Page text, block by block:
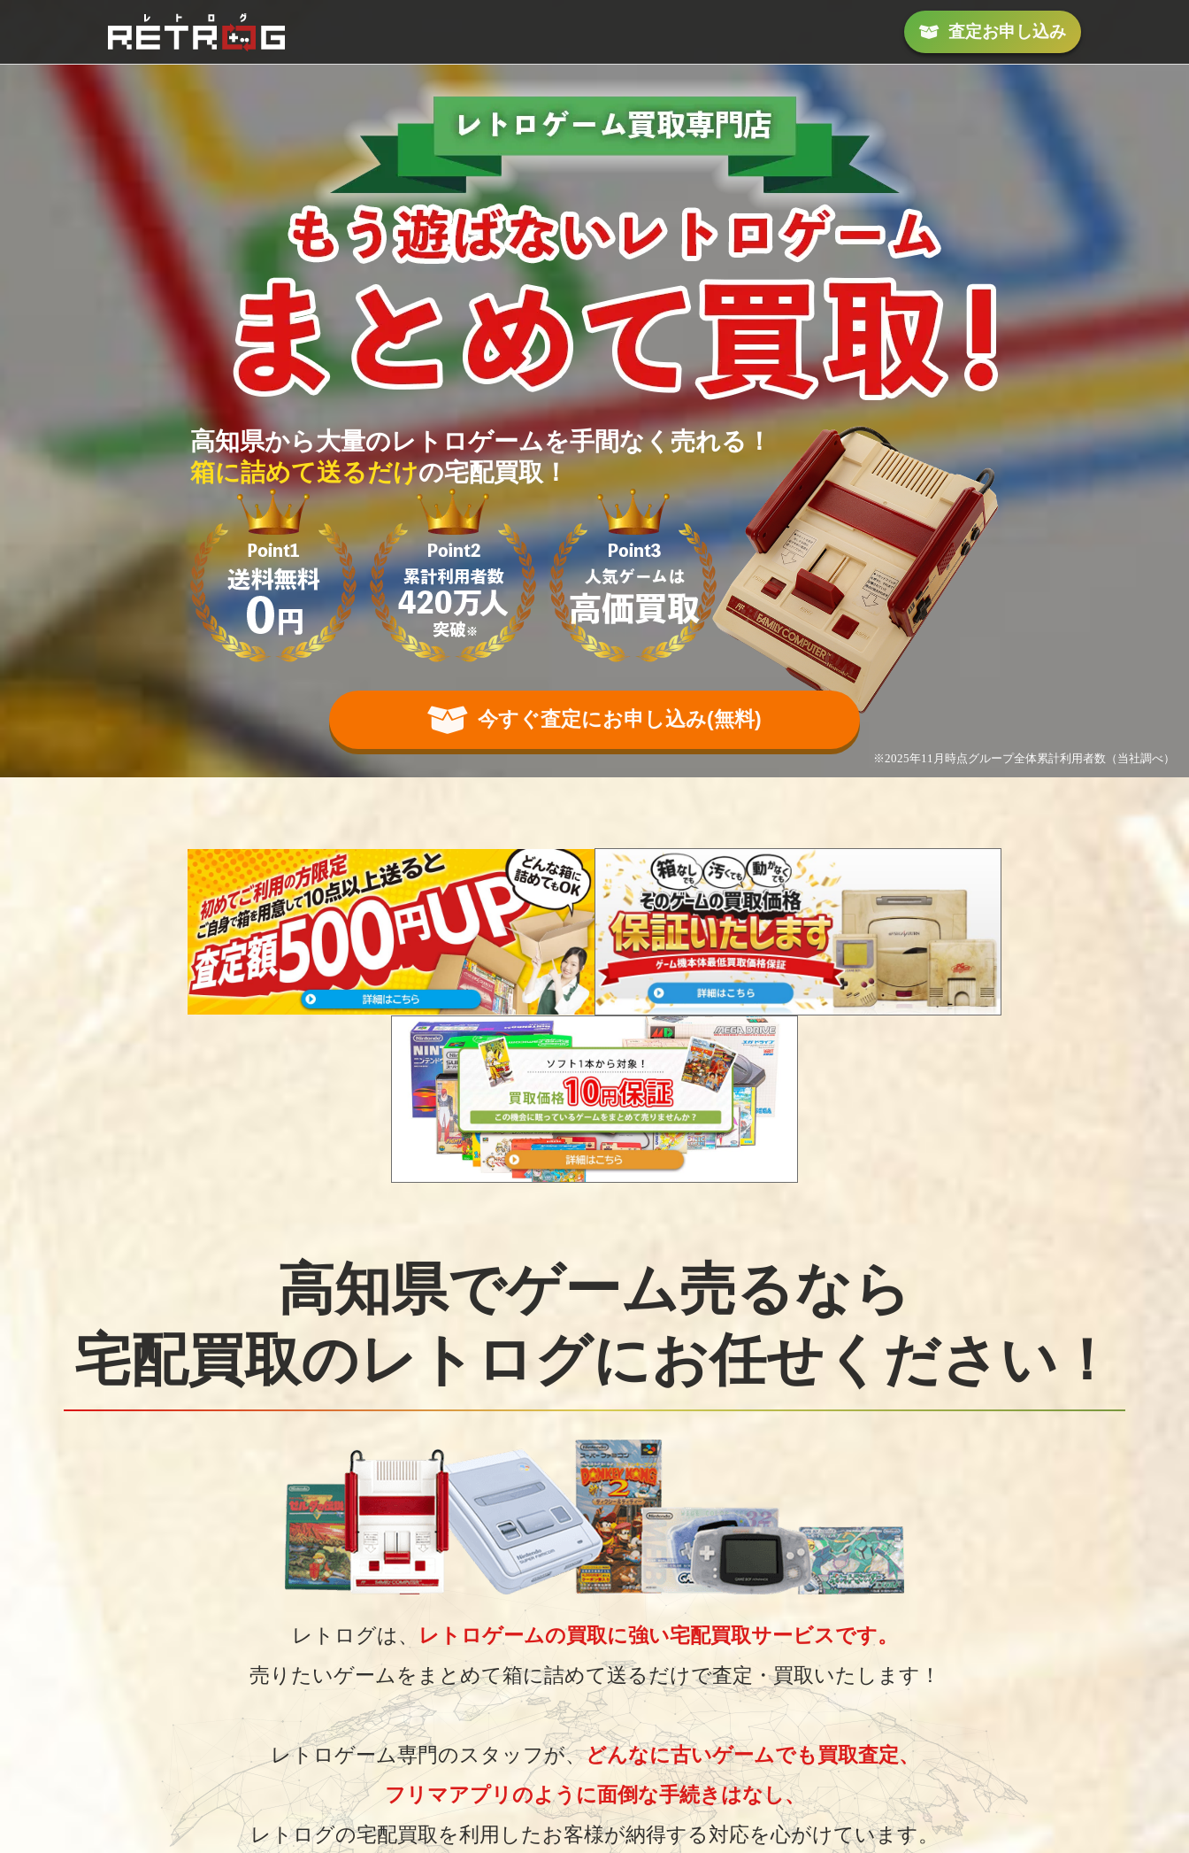
査定お申し込み
高知県から大量のレトロゲームを手間なく売れる！
箱に詰めて送るだけの宅配買取！
今すぐ査定にお申し込み(無料)
高知県でゲーム売るなら
宅配買取のレトログにお任せください！
レトログは、 レトロゲームの買取に強い宅配買取サービスです。
売りたいゲームをまとめて箱に詰めて送るだけで査定・買取いたします！
レトロゲーム専門のスタッフが、どんなに古いゲームでも買取査定、
フリマアプリのように面倒な手続きはなし、
レトログの宅配買取を利用したお客様が納得する対応を心がけています。